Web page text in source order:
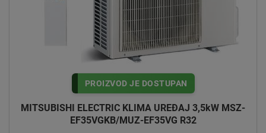
PROIZVOD JE DOSTUPAN
MITSUBISHI ELECTRIC KLIMA UREĐAJ 3,5kW MSZ-
EF35VGKB/MUZ-EF35VG R32